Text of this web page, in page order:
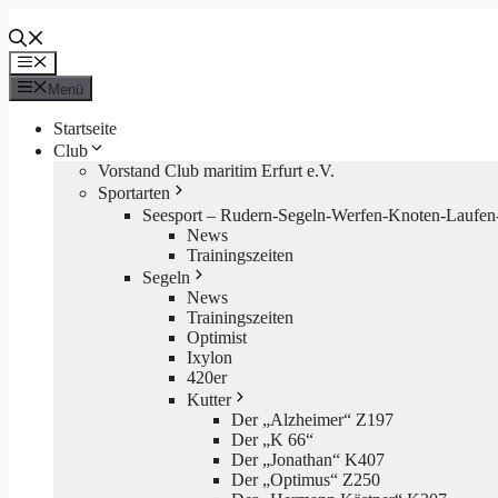
Inhalt
springenMenü
Menü
Startseite
Club
Vorstand Club maritim Erfurt e.V.
Sportarten
Seesport – Rudern-Segeln-Werfen-Knoten-
News
Trainingszeiten
Segeln
News
Trainingszeiten
Optimist
Ixylon
420er
Kutter
Der „Alzheimer“ Z197
Der „K 66“
Der „Jonathan“ K407
Der „Optimus“ Z250